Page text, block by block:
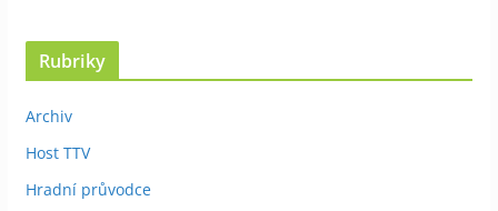
Rubriky
Archiv
Host TTV
Hradní průvodce